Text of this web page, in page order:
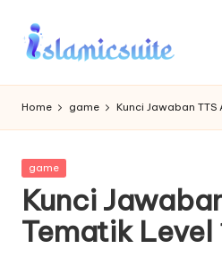
Skip
Home game Kunci Jawaban TTS
Posted
game
Kunci
Tematik